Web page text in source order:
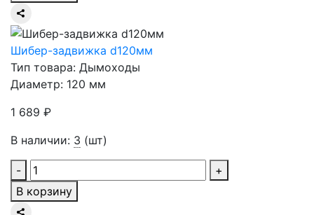
Шибер-задвижка d120мм
Тип товара: Дымоходы
Диаметр: 120 мм
1 689 ₽
В наличии: 3 (шт)
-
+
В корзину